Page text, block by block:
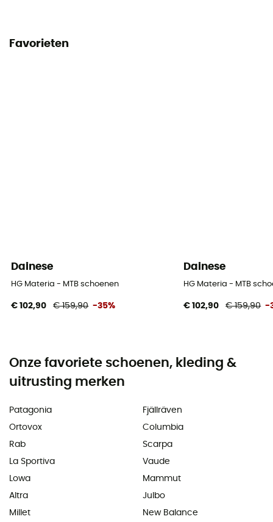
Favorieten
Dainese
HG Materia - MTB schoenen
€ 102,90 € 159,90 -35%
Dainese
HG Materia - MTB
€ 102,90 € 159,90 -
Onze favoriete schoenen, kleding &
uitrusting merken
Patagonia
Ortovox
Rab
La Sportiva
Lowa
Altra
Millet
Fjällräven
Columbia
Scarpa
Vaude
Mammut
Julbo
New Balance